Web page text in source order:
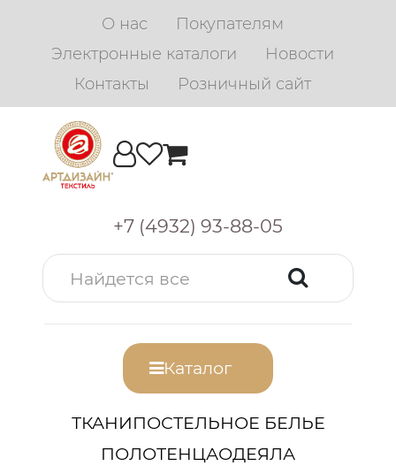
О нас
Покупателям
Электронные каталоги
Новости
Контакты
Розничный сайт
+7 (4932) 93-88-05
Каталог
ТКАНИПОСТЕЛЬНОЕ БЕЛЬЕ
ПОЛОТЕНЦАОДЕЯЛА